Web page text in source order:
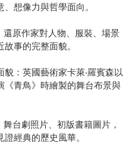
想像力與哲學面向。
原作家對人物、服裝、場景
事的完整面貌。
：英國藝術家卡萊‧羅賓森以
《青鳥》時繪製的舞台布景與
台劇照片、初版書籍圖片，
經典的歷史風華。